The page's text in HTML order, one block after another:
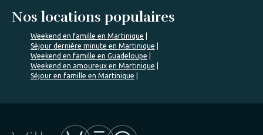
Nos locations populaires
Weekend en famille en Martinique
Séjour dernière minute en Martinique
Weekend en famille en Guadeloupe
Weekend en amoureux en Martinique
Séjour en famille en Martinique